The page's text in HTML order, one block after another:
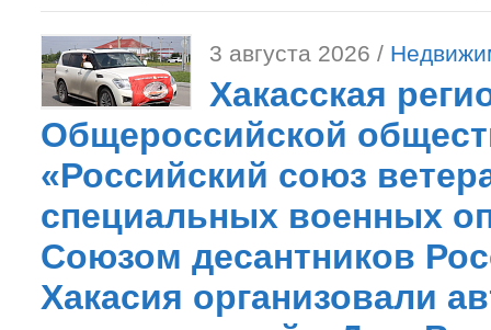
3 августа 2026 /
Хакасская
Общероссийской
«Российский союз
специальных военных
Союзом десантников
Хакасия организовали